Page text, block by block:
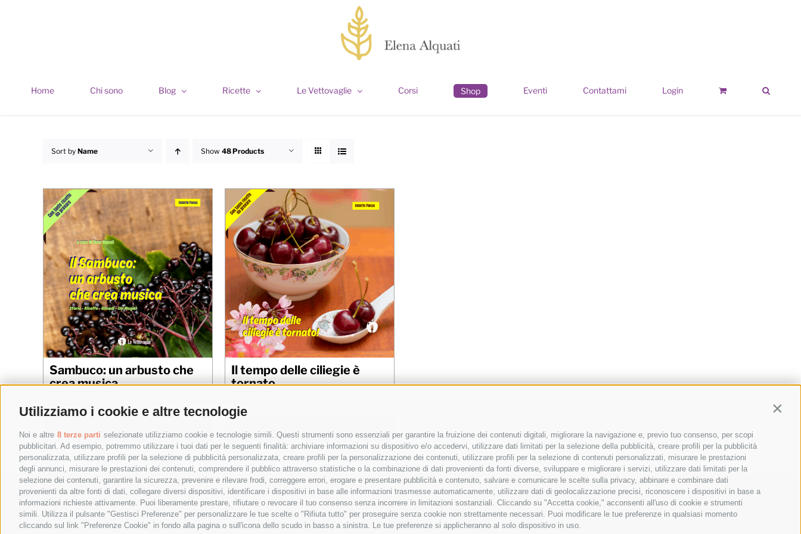
Utilizziamo i cookie e altre tecnologie
Noi e altre 8 terze parti selezionate utilizziamo cookie e tecnologie simili. Questi strumenti sono essenziali per garantire la fruizione dei contenuti digitali, migliorare la navigazione e, previo tuo consenso, per scopi
pubblicitari. Ad esempio, potremmo utilizzare i tuoi dati per le seguenti finalità: archiviare informazioni su dispositivo e/o accedervi, utilizzare dati limitati per la selezione della pubblicità, creare profili per la pubblicità
personalizzata, utilizzare profili per la selezione di pubblicità personalizzata, creare profili per la personalizzazione dei contenuti, utilizzare profili per la selezione di contenuti personalizzati, misurare le prestazioni
degli annunci, misurare le prestazioni dei contenuti, comprendere il pubblico attraverso statistiche o la combinazione di dati provenienti da fonti diverse, sviluppare e migliorare i servizi, utilizzare dati limitati per la
selezione dei contenuti, garantire la sicurezza, prevenire e rilevare frodi, correggere errori, erogare e presentare pubblicità e contenuto, salvare e comunicare le scelte sulla privacy, abbinare e combinare dati
provenienti da altre fonti di dati, collegare diversi dispositivi, identificare i dispositivi in base alle informazioni trasmesse automaticamente, utilizzare dati di geolocalizzazione precisi, riconoscere i dispositivi in base a
informazioni richieste attivamente. Puoi liberamente prestare, rifiutare o revocare il tuo consenso senza incorrere in limitazioni sostanziali. Cliccando su "Accetta cookie," acconsenti all'uso di cookie e strumenti
simili. Utilizza il pulsante "Gestisci Preferenze" per personalizzare le tue scelte o "Rifiuta tutto" per proseguire senza cookie non strettamente necessari. Puoi modificare le tue preferenze in qualsiasi momento
cliccando sul link "Preferenze Cookie" in fondo alla pagina o sull'icona dello scudo in basso a sinistra. Le tue preferenze si applicheranno al solo dispositivo in uso.
Home Chi sono Blog Ricette Le Vettovaglie Corsi Shop Eventi Contattami Login
Sort by Name Show 48 Products
Sambuco: un arbusto che
crea musica
Aggiungi al carrello Details
Il tempo delle ciliegie è
tornato
Aggiungi al carrello Details
© 2023 - Pubblicato da Elena Alquati - area comunicazione e direzione artistica
Sede Legale: Via Val di Ledro, 11 - 20162 Milano - Sede Operativa: Via Marconi, 50 - 27030 Rosasco (PV)
Partita Iva 12409240962 - Privacy Policy-Cookie Policy-Preferenze Cookie